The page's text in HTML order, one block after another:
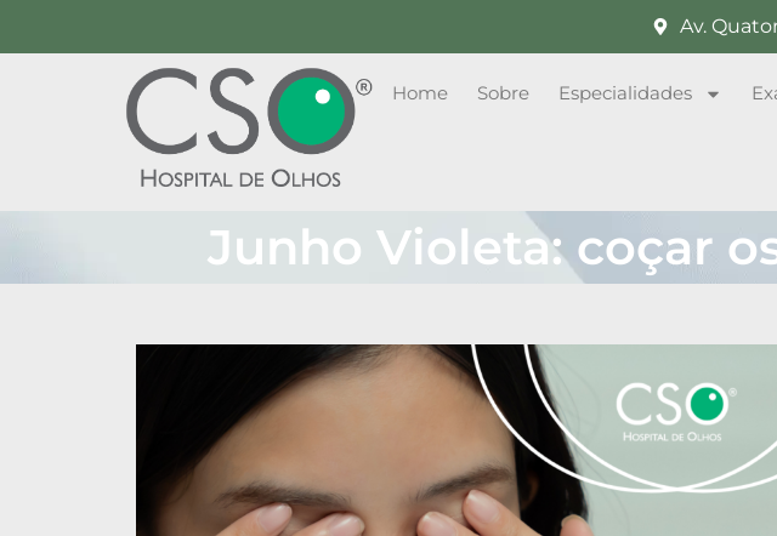
Av.
Home Sobre Especialidades
Junho Violeta: coçar